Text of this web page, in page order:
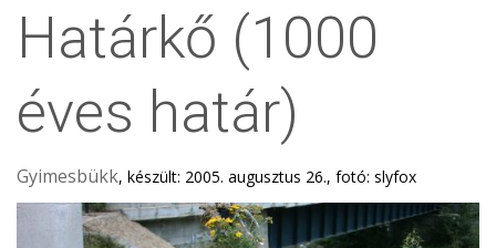
Határkő (1000
éves határ)
Gyimesbükk, készült: 2005. augusztus 26., fotó: slyfox